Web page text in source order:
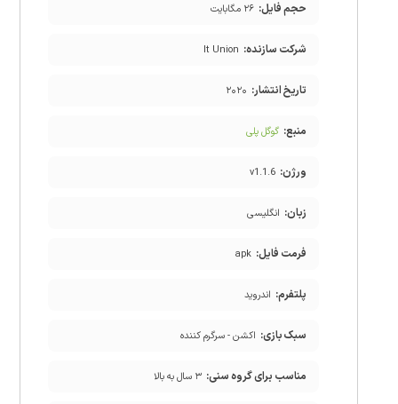
حجم فایل: ۲۶ مگابایت
شرکت سازنده: It Union
تاریخ انتشار: ۲۰۲۰
منبع: گوگل پلی
ورژن: v1.1.6
زبان: انگلیسی
فرمت فایل: apk
پلتفرم: اندروید
سبک بازی: اکشن - سرگرم کننده
مناسب برای گروه سنی: ۳ سال به بالا